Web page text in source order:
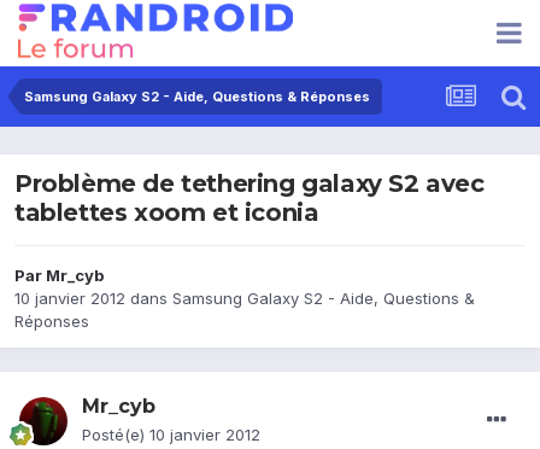
Samsung Galaxy S2 - Aide, Questions & Réponses
Problème de tethering galaxy S2 avec
tablettes xoom et iconia
Par Mr_cyb
10 janvier 2012 dans Samsung Galaxy S2 - Aide, Questions &
Réponses
Mr_cyb
Posté(e) 10 janvier 2012